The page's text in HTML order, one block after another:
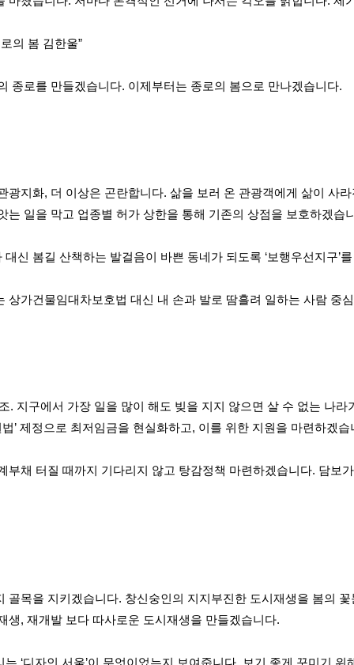
의 봄 김한울”
종로를 만들겠습니다. 이제부터는 종로의 봄으로 만나겠습니다.
광지화, 더 이상은 곤란합니다. 삶을 보러 온 관광객에게 삶이 사
는 일을 막고 업종별 허가 상한을 통해 기존의 상점을 보호하겠습
대신 봄길 산책하는 발걸음이 바쁜 동네가 되도록 ‘보행우선지구’
상가건물임대차보호법 대신 내 손과 발로 땀흘려 일하는 사람 중
. 지구에서 가장 일을 많이 해도 빚을 지지 않으면 살 수 없는 나
법’ 제정으로 최저임금을 현실화하고, 이를 위한 지원을 마련하겠습
부채 터질 때까지 기다리지 않고 탕감정책 마련하겠습니다. 담보
골목을 지키겠습니다. 창신숭인의 지지부진한 도시재생을 봄의
생, 재개발 보다 따사로운 도시재생을 만들겠습니다.